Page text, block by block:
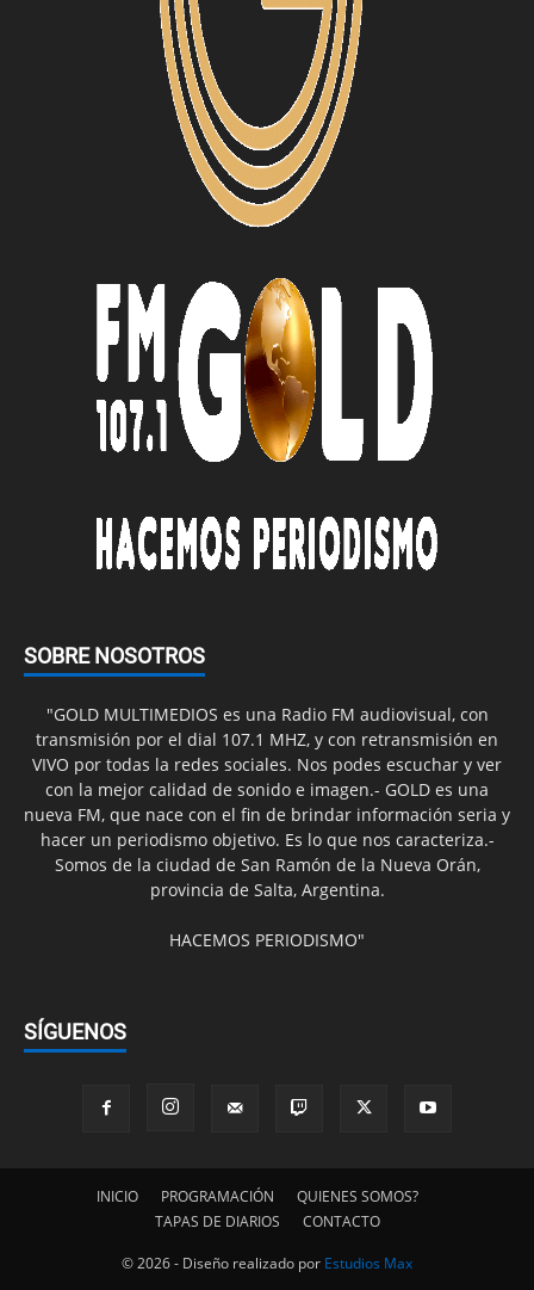
SOBRE NOSOTROS
"GOLD MULTIMEDIOS es una Radio FM audiovisual, con
transmisión por el dial 107.1 MHZ, y con retransmisión en
VIVO por todas la redes sociales. Nos podes escuchar y ver
con la mejor calidad de sonido e imagen.- GOLD es una
nueva FM, que nace con el fin de brindar información seria y
hacer un periodismo objetivo. Es lo que nos caracteriza.-
Somos de la ciudad de San Ramón de la Nueva Orán,
provincia de Salta, Argentina.
HACEMOS PERIODISMO"
SÍGUENOS
INICIO PROGRAMACIÓN
QUIENES SOMOS?
TAPAS DE DIARIOS
CONTACTO
© 2026 - Diseño realizado por Estudios Max